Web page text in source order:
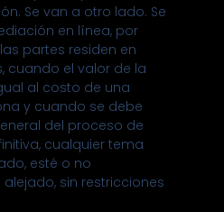
Se van a otro lado. Se
en línea, por
partes residen en
cuando el valor de la
al costo de una
y cuando se debe
del proceso de
cualquier tema
esté o no
sin restricciones